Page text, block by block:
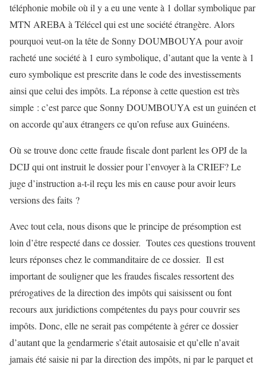
téléphonie mobile où il y a eu une vente à 1 dollar symbolique par
MTN AREBA à Télécel qui est une société étrangère. Alors
pourquoi veut-on la tête de Sonny DOUMBOUYA pour avoir
racheté une société à 1 euro symbolique, d’autant que la vente à 1
euro symbolique est prescrite dans le code des investissements
ainsi que celui des impôts. La réponse à cette question est très
simple : c’est parce que Sonny DOUMBOUYA est un guinéen et
on accorde qu’aux étrangers ce qu’on refuse aux Guinéens.
Où se trouve donc cette fraude fiscale dont parlent les OPJ de la
DCIJ qui ont instruit le dossier pour l’envoyer à la CRIEF? Le
juge d’instruction a-t-il reçu les mis en cause pour avoir leurs
versions des faits ?
Avec tout cela, nous disons que le principe de présomption est
loin d’être respecté dans ce dossier. Toutes ces questions trouvent
leurs réponses chez le commanditaire de ce dossier. Il est
important de souligner que les fraudes fiscales ressortent des
prérogatives de la direction des impôts qui saisissent ou font
recours aux juridictions compétentes du pays pour couvrir ses
impôts. Donc, elle ne serait pas compétente à gérer ce dossier
d’autant que la gendarmerie s’était autosaisie et qu’elle n’avait
jamais été saisie ni par la direction des impôts, ni par le parquet et